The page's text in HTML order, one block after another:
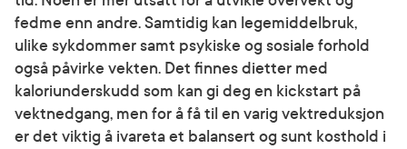
fedme enn andre. Samtidig kan legemiddelbruk,
ulike sykdommer samt psykiske og sosiale forhold
også påvirke vekten. Det finnes dietter med
kaloriunderskudd som kan gi deg en kickstart på
vektnedgang, men for å få til en varig vektreduksjon
er det viktig å ivareta et balansert og sunt kosthold i